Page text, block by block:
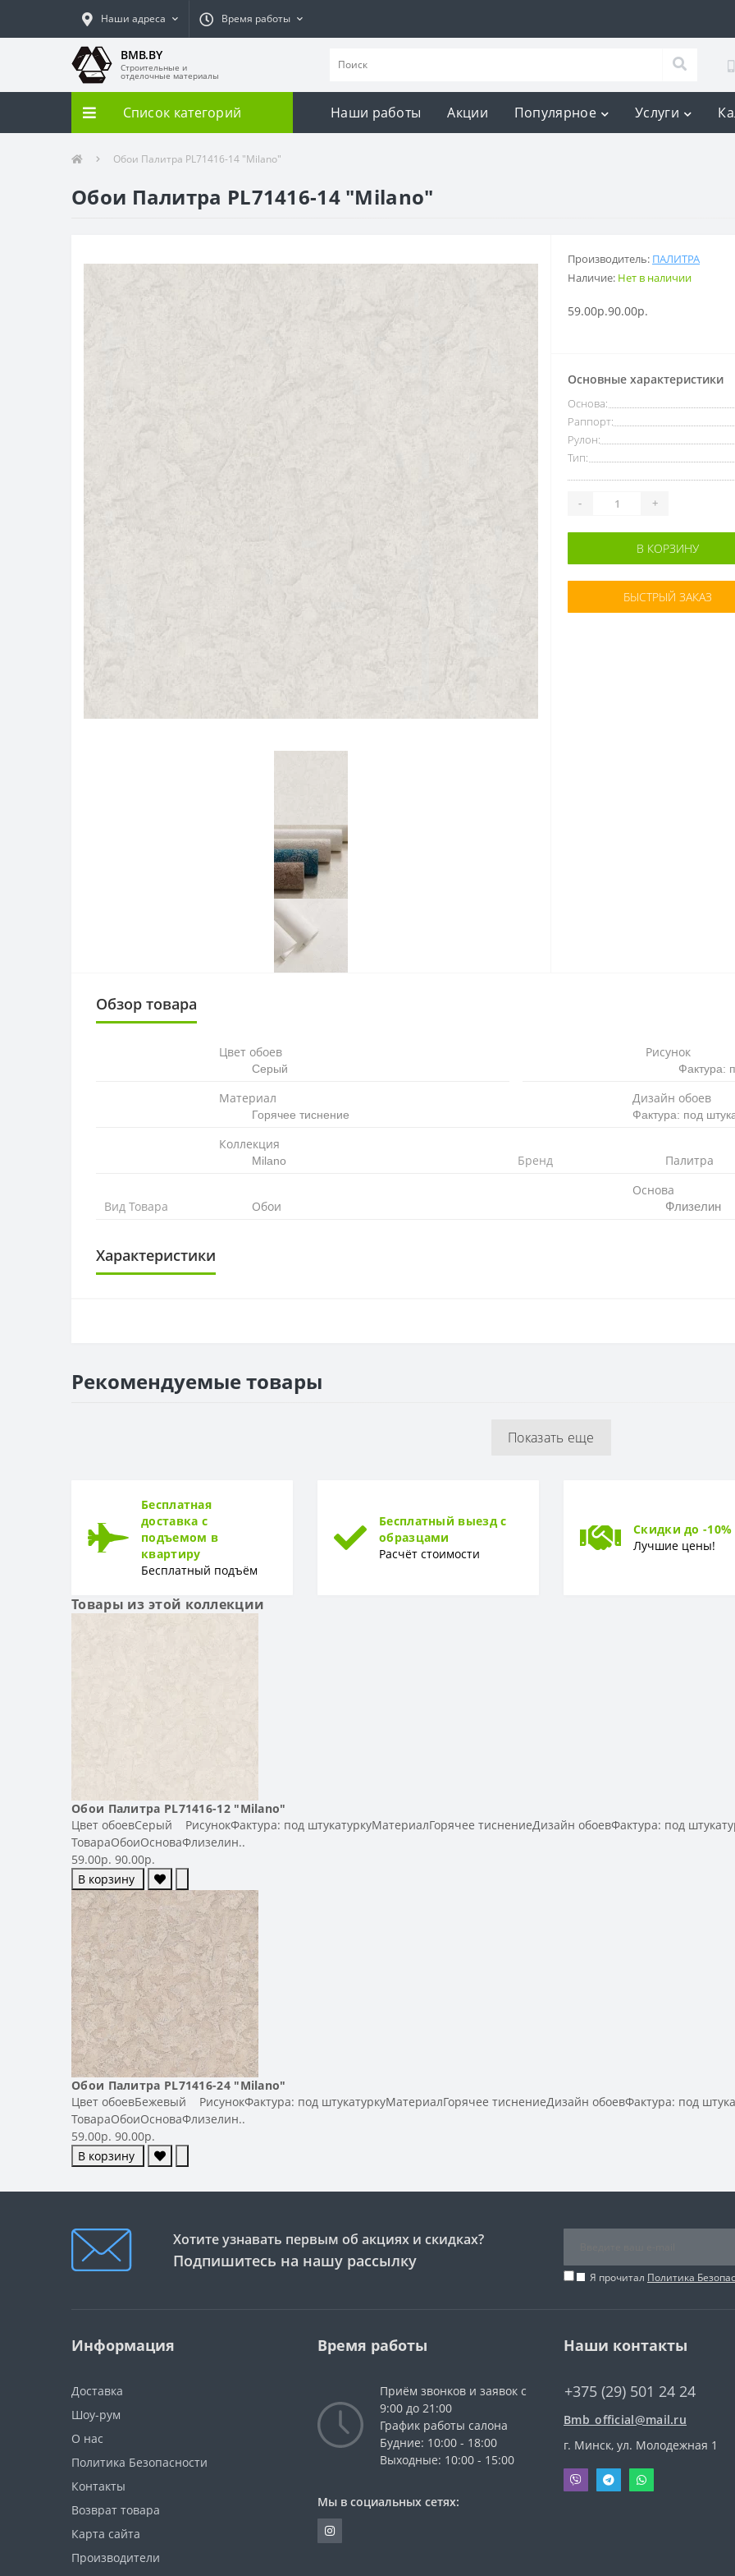
Наши адреса Время работы
BMB.BY
Строительные и
отделочные материалы
Список категорий Наши работы Акции Популярное Услуги
Обои Палитра PL71416-14 "Milano"
Обои Палитра PL71416-14 "Milano"
Производитель: ПАЛИТРА
Наличие: Нет в наличии
59.00р.90.00р.
Основные характеристики
Основа:
Раппорт:
Рулон:
Тип:
- +
В КОРЗИНУ
БЫСТРЫЙ ЗАКАЗ
Обзор товара
Цвет обоев
Серый
Рисунок
Фактура:
Материал
Горячее тиснение
Дизайн обоев
Фактура: под
Коллекция
Milano Бренд Палитра
Вид Товара Обои
Основа
Флизелин
Характеристики
Раппорт
1,06 x 10,05 м
Рекомендуемые товары
Показать еще
Бесплатная
доставка с
подъемом в
квартиру
Бесплатный подъём
Бесплатный выезд с
образцами
Расчёт стоимости
Скидки до -10%
Лучшие цены!
Товары из этой коллекции
Обои Палитра PL71416-12 "Milano"
Цвет обоевСерый РисунокФактура: под штукатуркуМатериалГорячее тиснениеДизайн обоевФактура: под
ТовараОбоиОсноваФлизелин..
59.00р. 90.00р.
В корзину
Обои Палитра PL71416-24 "Milano"
Цвет обоевБежевый РисунокФактура: под штукатуркуМатериалГорячее тиснениеДизайн обоевФактура: под
ТовараОбоиОсноваФлизелин..
59.00р. 90.00р.
В корзину
Хотите узнавать первым об акциях и скидках?
Подпишитесь на нашу рассылку
Я прочитал Политика
Информация
Доставка
Шоу-рум
О нас
Политика Безопасности
Контакты
Возврат товара
Карта сайта
Производители
Время работы
Приём звонков и заявок с
9:00 до 21:00
График работы салона
Будние: 10:00 - 18:00
Выходные: 10:00 - 15:00
Мы в социальных сетях:
Наши контакты
+375 (29) 501 24 24
Bmb_official@mail.ru
г. Минск, ул. Молодежная 1